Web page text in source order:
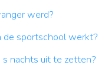
werd?
de sportschool werkt?
nachts uit te zetten?